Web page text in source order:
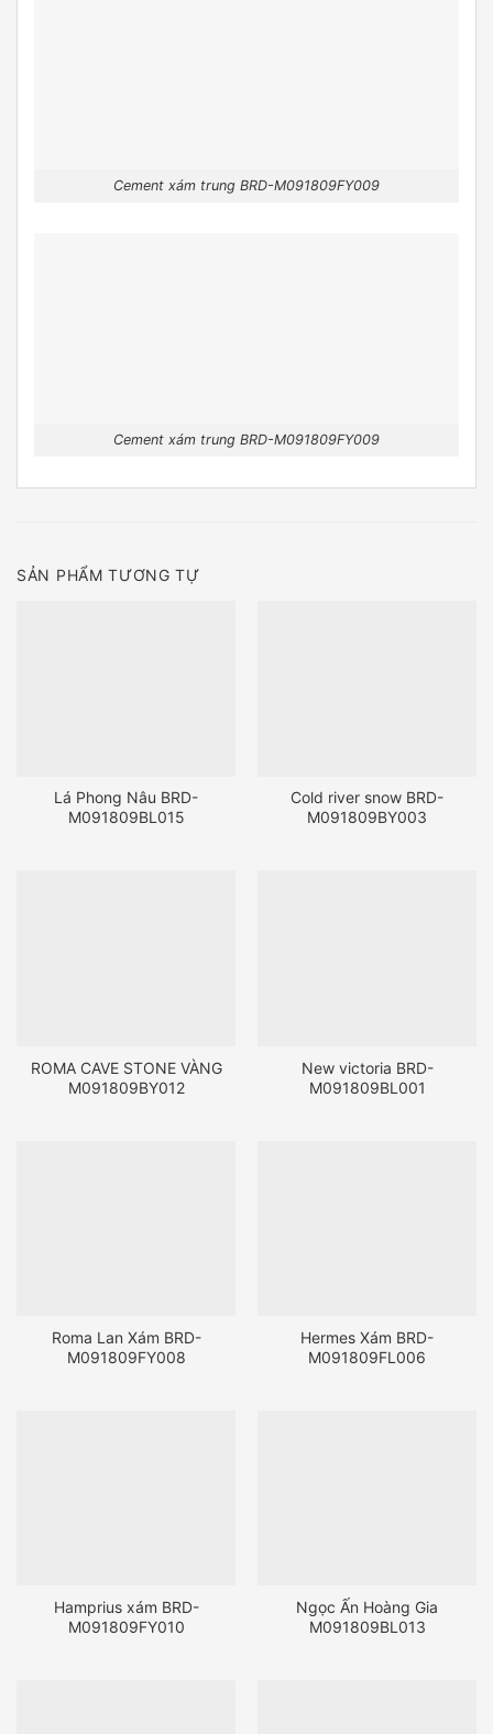
Cement xám trung BRD-M091809FY009
Cement xám trung BRD-M091809FY009
SẢN PHẨM TƯƠNG TỰ
Lá Phong Nâu BRD-
M091809BL015
Cold river snow BRD-
M091809BY003
ROMA CAVE STONE VÀNG
M091809BY012
New victoria BRD-
M091809BL001
Roma Lan Xám BRD-
M091809FY008
Hermes Xám BRD-
M091809FL006
Hamprius xám BRD-
M091809FY010
Ngọc Ấn Hoàng Gia
M091809BL013